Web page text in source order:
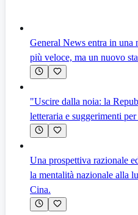
General News entra in una
più veloce, ma un nuovo
"Uscire dalla noia: la
letteraria e suggerimenti
Una prospettiva razionale
la mentalità nazionale alla
Cina.